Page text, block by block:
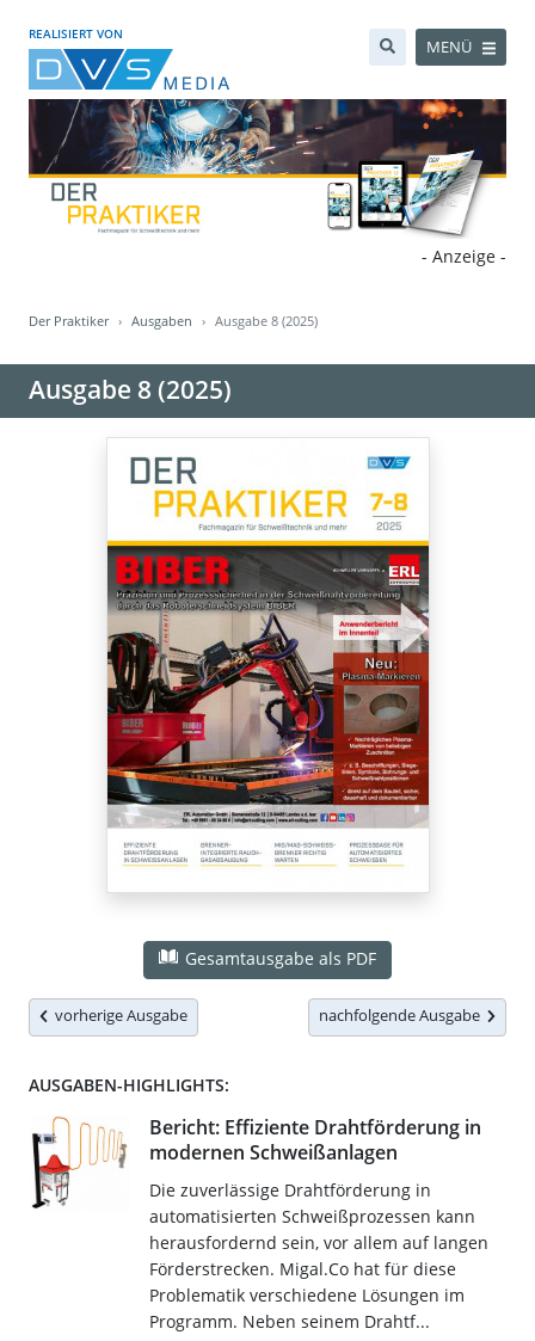
REALISIERT VON
MENÜ
- Anzeige -
Der Praktiker Ausgaben Ausgabe 8 (2025)
Ausgabe 8 (2025)
Gesamtausgabe als PDF
vorherige Ausgabe nachfolgende Ausgabe
AUSGABEN-HIGHLIGHTS:
Bericht: Effiziente Drahtförderung in
modernen Schweißanlagen
Die zuverlässige Drahtförderung in
automatisierten Schweißprozessen kann
herausfordernd sein, vor allem auf langen
Förderstrecken. Migal.Co hat für diese
Problematik verschiedene Lösungen im
Programm. Neben seinem Drahtf...